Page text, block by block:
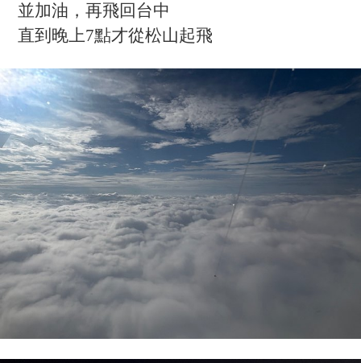
並加油，再飛回台中
直到晚上7點才從松山起飛